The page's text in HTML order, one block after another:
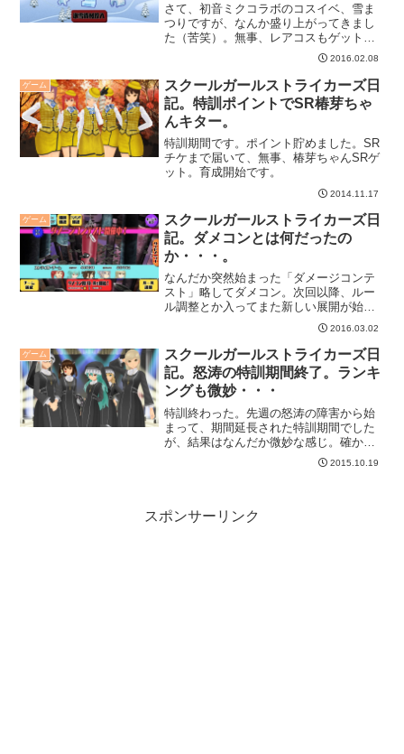
さて、初音ミクコラボのコスイベ、雪ま
つりですが、なんか盛り上がってきまし
た（苦笑）。無事、レアコスもゲット。
2016.02.08
ゲーム
スクールガールストライカーズ日
記。特訓ポイントでSR椿芽ちゃ
んキター。
特訓期間です。ポイント貯めました。SR
チケまで届いて、無事、椿芽ちゃんSRゲ
ット。育成開始です。
2014.11.17
ゲーム
スクールガールストライカーズ日
記。ダメコンとは何だったの
か・・・。
なんだか突然始まった「ダメージコンテ
スト」略してダメコン。次回以降、ルー
ル調整とか入ってまた新しい展開が始ま
2016.03.02
ゲーム
スクールガールストライカーズ日
記。怒涛の特訓期間終了。ランキ
ングも微妙・・・
特訓終わった。先週の怒涛の障害から始
まって、期間延長された特訓期間でした
が、結果はなんだか微妙な感じ。確かに
ランキングは悪くないんですがね。2015.10.19
スポンサーリンク